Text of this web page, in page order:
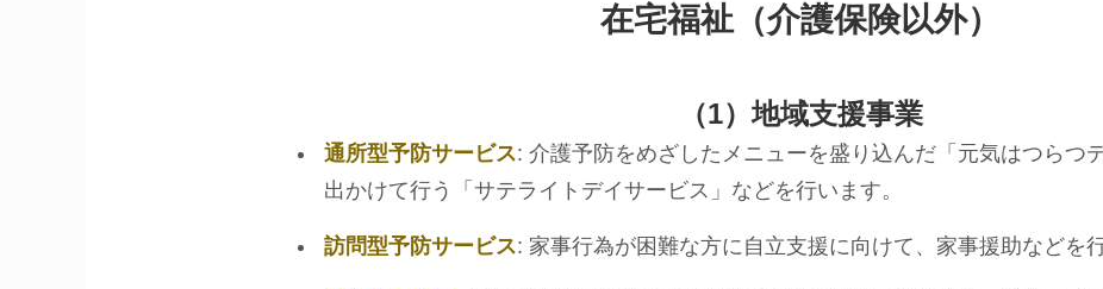
在宅福祉（介護保険以外）
（1）地域支援事業
通所型予防サービス: 介護予防をめざしたメニューを盛り込んだ「元気はつらつ
出かけて行う「サテライトデイサービス」などを行います。
訪問型予防サービス: 家事行為が困難な方に自立支援に向けて、家事援助などを